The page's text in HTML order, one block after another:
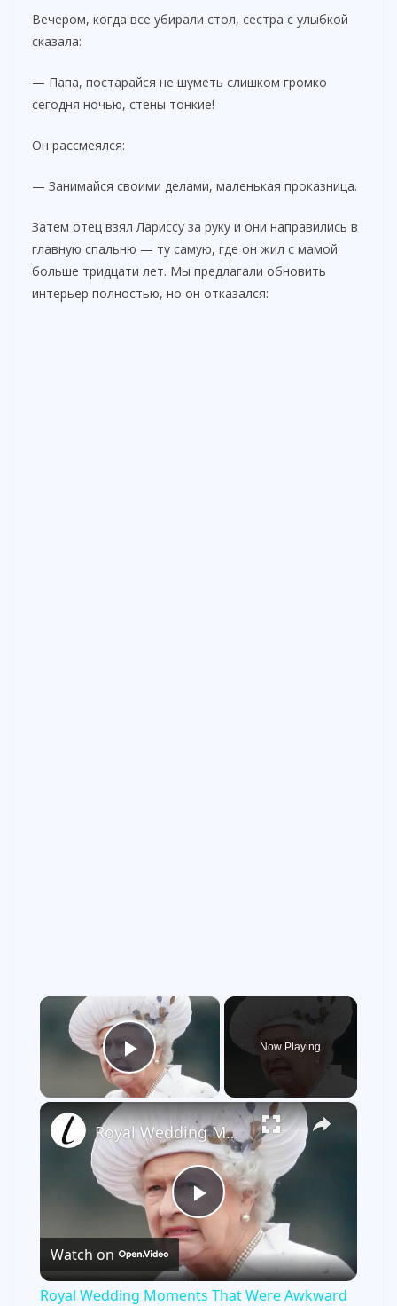
Вечером, когда все убирали стол, сестра с улыбкой
сказала:
— Папа, постарайся не шуметь слишком громко
сегодня ночью, стены тонкие!
Он рассмеялся:
— Занимайся своими делами, маленькая проказница.
Затем отец взял Лариссу за руку и они направились в
главную спальню — ту самую, где он жил с мамой
больше тридцати лет. Мы предлагали обновить
интерьер полностью, но он отказался:
×
Play Video
Now Playing
×
P
l
Royal Wedding Moments That Were Awkward To The Point Of Cringe
Watch on
Royal Wedding Moments That Were Awkward